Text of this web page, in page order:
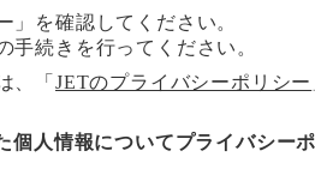
」を確認してください。
手続きを行ってください。
、「JETのプライバシーポリシー
個人情報についてプライバシー